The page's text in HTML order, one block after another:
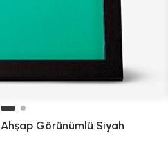
Ahşap Görünümlü Siyah